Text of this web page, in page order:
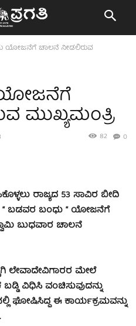
ಯೋಜನೆಗೆ ಚಾಲನೆ ನೀಡಲಿರುವ
ಮುಖ್ಯಮಂತ್ರಿ
0
82
ರಾಜ್ಯದ 53 ಸಾವಿರ ಬೀದಿ
“ ಬಡವರ ಬಂಧು “ ಯೋಜನೆಗೆ
ಬುಧವಾರ ಚಾಲನೆ
ಮೇಲೆ
ವಿಧಿಸಿ ವಂಚಿಸುವುದನ್ನು
ಘೋಷಿಸಿದ್ದ ಈ ಕಾರ್ಯಕ್ರಮವನ್ನು